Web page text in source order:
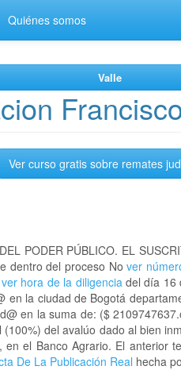
Quiénes somos
Valle
Ver curso gratis sobre remates
PODER PÚBLICO. EL
dentro del proceso Nover
ver hora de la diligenciadel día 16
en la ciudad de Bogotá
en la suma de: ($
del avalúo dado al bien
el Banco Agrario. El
De La Publicación Real hecha